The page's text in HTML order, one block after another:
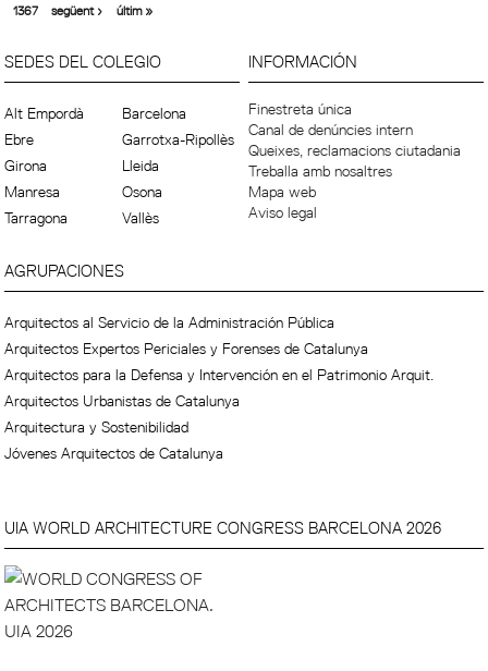
1367
següent › últim »
SEDES DEL COLEGIO
Alt Empordà
Barcelona
Ebre
Garrotxa-Ripollès
Girona
Lleida
Manresa
Osona
Tarragona
Vallès
INFORMACIÓN
Finestreta única
Canal de denúncies intern
Queixes, reclamacions ciutadania
Treballa amb nosaltres
Mapa web
Aviso legal
AGRUPACIONES
Arquitectos al Servicio de la Administración Pública
Arquitectos Expertos Periciales y Forenses de Catalunya
Arquitectos para la Defensa y Intervención en el Patrimonio Arquit.
Arquitectos Urbanistas de Catalunya
Arquitectura y Sostenibilidad
Jóvenes Arquitectos de Catalunya
UIA WORLD ARCHITECTURE CONGRESS BARCELONA 2026